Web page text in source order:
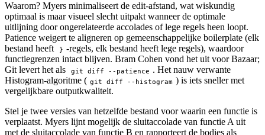
Waarom? Myers minimaliseert de edit-afstand, wat wiskundig
optimaal is maar visueel slecht uitpakt wanneer de optimale
uitlijning door ongerelateerde accolades of lege regels heen loopt.
Patience weigert te aligneren op gemeenschappelijke boilerplate (elk
bestand heeft
} -regels, elk bestand heeft lege regels), waardoor
functiegrenzen intact blijven. Bram Cohen vond het uit voor Bazaar;
Git levert het als
git diff --patience . Het nauw verwante
Histogram-algoritme ( git diff --histogram ) is iets sneller met
vergelijkbare outputkwaliteit.
Stel je twee versies van hetzelfde bestand voor waarin een functie is
verplaatst. Myers lijnt mogelijk de sluitaccolade van functie A uit
met de sluitaccolade van functie B en rapporteert de bodies als